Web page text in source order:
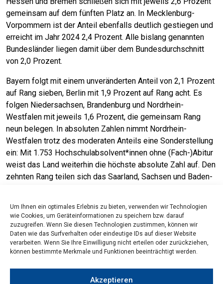
Um Ihnen ein optimales Erlebnis zu bieten, verwenden wir Technologien
wie Cookies, um Geräteinformationen zu speichern bzw. darauf
zuzugreifen. Wenn Sie diesen Technologien zustimmen, können wir
Daten wie das Surfverhalten oder eindeutige IDs auf dieser Website
verarbeiten. Wenn Sie Ihre Einwilligung nicht erteilen oder zurückziehen,
können bestimmte Merkmale und Funktionen beeinträchtigt werden.
Akzeptieren
gemeinsam auf dem fünften Platz an. In Mecklenburg-
Vorpommern ist der Anteil ebenfalls deutlich gestiegen und
erreicht im Jahr 2024 2,4 Prozent. Alle bislang genannten
Bundesländer liegen damit über dem Bundesdurchschnitt
von 2,0 Prozent.
Bayern folgt mit einem unveränderten Anteil von 2,1 Prozent
auf Rang sieben, Berlin mit 1,9 Prozent auf Rang acht. Es
folgen Niedersachsen, Brandenburg und Nordrhein-
Westfalen mit jeweils 1,6 Prozent, die gemeinsam Rang
neun belegen. In absoluten Zahlen nimmt Nordrhein-
Westfalen trotz des moderaten Anteils eine Sonderstellung
ein: Mit 1.753 Hochschulabsolvent*innen ohne (Fach-)Abitur
weist das Land weiterhin die höchste absolute Zahl auf. Den
zehnten Rang teilen sich das Saarland, Sachsen und Baden-